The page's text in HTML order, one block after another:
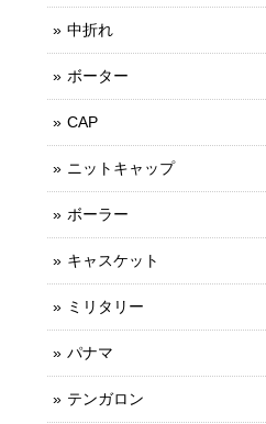
中折れ
ボーター
CAP
ニットキャップ
ボーラー
キャスケット
ミリタリー
パナマ
テンガロン